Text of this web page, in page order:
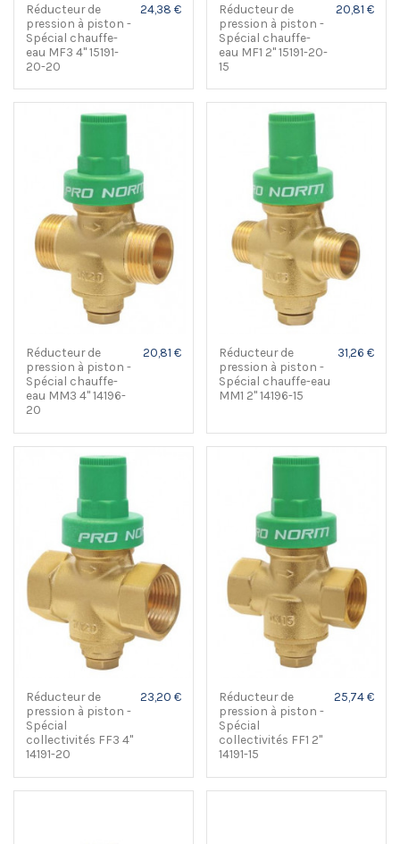
Réducteur de
pression à piston -
Spécial chauffe-
eau MF3 4" 15191-
20-20
24,38 €
Réducteur de
pression à piston -
Spécial chauffe-
eau MF1 2" 15191-20-
15
20,81 €
Réducteur de
pression à piston -
Spécial chauffe-
eau MM3 4" 14196-
20
20,81 €
Réducteur de
pression à piston -
Spécial chauffe-eau
MM1 2" 14196-15
31,26 €
Réducteur de
pression à piston -
Spécial
collectivités FF3 4"
14191-20
23,20 €
Réducteur de
pression à piston -
Spécial
collectivités FF1 2"
14191-15
25,74 €